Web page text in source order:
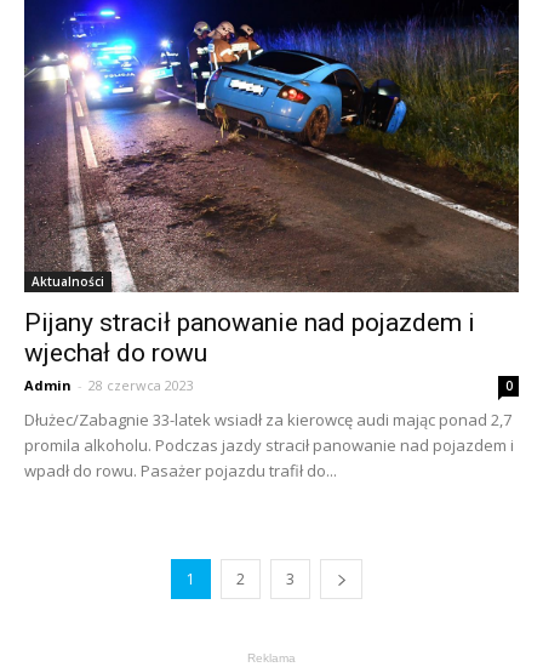
Aktualności
Pijany stracił panowanie nad pojazdem i
wjechał do rowu
Admin - 28 czerwca 2023 0
Dłużec/Zabagnie 33-latek wsiadł za kierowcę audi mając ponad 2,7
promila alkoholu. Podczas jazdy stracił panowanie nad pojazdem i
wpadł do rowu. Pasażer pojazdu trafił do...
1 2 3
Reklama